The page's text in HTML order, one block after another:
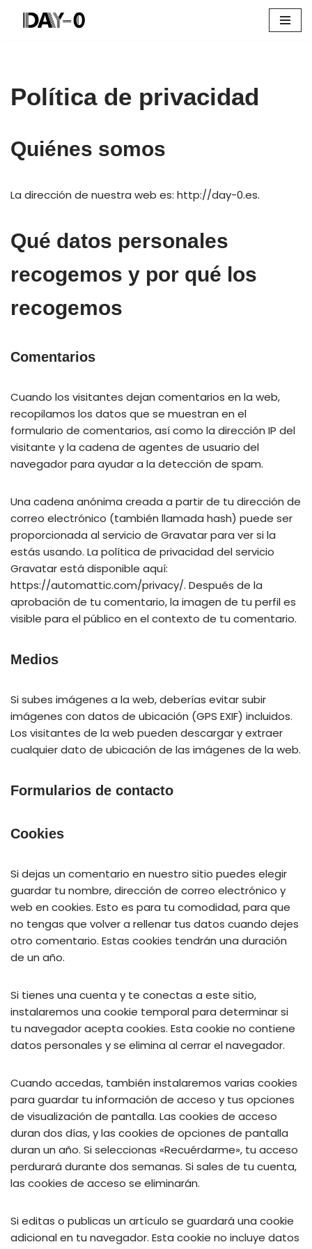
Política de privacidad
Quiénes somos
La dirección de nuestra web es: http://day-0.es.
Qué datos personales
recogemos y por qué los
recogemos
Comentarios
Cuando los visitantes dejan comentarios en la web,
recopilamos los datos que se muestran en el
formulario de comentarios, así como la dirección IP del
visitante y la cadena de agentes de usuario del
navegador para ayudar a la detección de spam.
Una cadena anónima creada a partir de tu dirección de
correo electrónico (también llamada hash) puede ser
proporcionada al servicio de Gravatar para ver si la
estás usando. La política de privacidad del servicio
Gravatar está disponible aquí:
https://automattic.com/privacy/. Después de la
aprobación de tu comentario, la imagen de tu perfil es
visible para el público en el contexto de tu comentario.
Medios
Si subes imágenes a la web, deberías evitar subir
imágenes con datos de ubicación (GPS EXIF) incluidos.
Los visitantes de la web pueden descargar y extraer
cualquier dato de ubicación de las imágenes de la web.
Formularios de contacto
Cookies
Si dejas un comentario en nuestro sitio puedes elegir
guardar tu nombre, dirección de correo electrónico y
web en cookies. Esto es para tu comodidad, para que
no tengas que volver a rellenar tus datos cuando dejes
otro comentario. Estas cookies tendrán una duración
de un año.
Si tienes una cuenta y te conectas a este sitio,
instalaremos una cookie temporal para determinar si
tu navegador acepta cookies. Esta cookie no contiene
datos personales y se elimina al cerrar el navegador.
Cuando accedas, también instalaremos varias cookies
para guardar tu información de acceso y tus opciones
de visualización de pantalla. Las cookies de acceso
duran dos días, y las cookies de opciones de pantalla
duran un año. Si seleccionas «Recuérdarme», tu acceso
perdurará durante dos semanas. Si sales de tu cuenta,
las cookies de acceso se eliminarán.
Si editas o publicas un artículo se guardará una cookie
adicional en tu navegador. Esta cookie no incluye datos